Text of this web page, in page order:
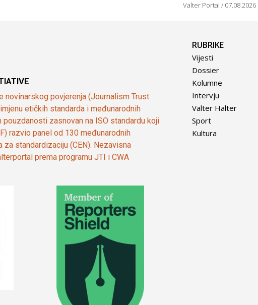
Valter Portal 07.08.2026
povjerenja (Journalism Trust
etičkih standarda i međunarodnih
zasnovan na ISO standardu koji
razvio panel od 130 međunarodnih
standardizaciju (CEN). Nezavisna
prema programu JTI i CWA
RUBRIKE
Vijesti
Dossier
Kolumne
Intervju
Valter Halter
Sport
Kultura